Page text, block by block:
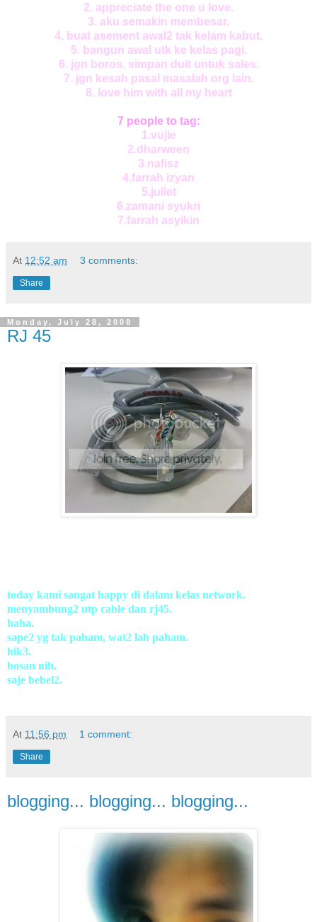
2. appreciate the one u love.
3. aku semakin membesar.
4. buat asement awal2 tak kelam kabut.
5. bangun awal utk ke kelas pagi.
6. jgn boros. simpan duit untuk sales.
7. jgn kesah pasal masalah org lain.
8. love him with all my heart
7 people to tag:
1.vujie
2.dharween
3.nafisz
4.farrah izyan
5.juliet
6.zamani syukri
7.farrah asyikin
At 12:52 am 3 comments:
Share
Monday, July 28, 2008
RJ 45
today kami sangat happy di dalam kelas network.
menyambung2 utp cable dan rj45.
haha.
sape2 yg tak paham, wat2 lah paham.
hik3.
bosan nih.
saje bebel2.
At 11:56 pm 1 comment:
Share
blogging... blogging... blogging...